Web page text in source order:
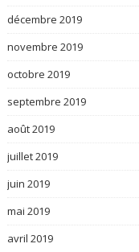
décembre 2019
novembre 2019
octobre 2019
septembre 2019
août 2019
juillet 2019
juin 2019
mai 2019
avril 2019